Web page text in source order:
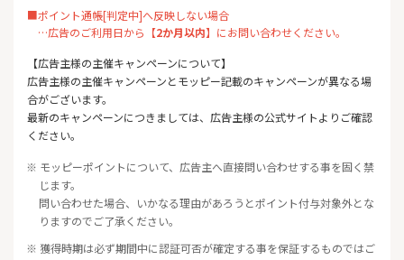
■ポイント通帳[判定中]へ反映しない場合
…広告のご利用日から【2か月以内】にお問い合わせください。
【広告主様の主催キャンペーンについて】
広告主様の主催キャンペーンとモッピー記載のキャンペーンが異なる場
合がございます。
最新のキャンペーンにつきましては、広告主様の公式サイトよりご確認
ください。
※ モッピーポイントについて、広告主へ直接問い合わせする事を固く禁
じます。
問い合わせた場合、いかなる理由があろうとポイント付与対象外とな
りますのでご了承ください。
※ 獲得時期は必ず期間中に認証可否が確定する事を保証するものではご